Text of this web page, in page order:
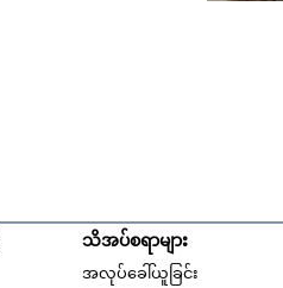
သိအပ်စရာများ
အလုပ်ခေါ်ယူခြင်း